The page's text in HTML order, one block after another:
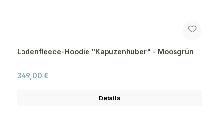
Lodenfleece-Hoodie "Kapuzenhuber" - Moosgrün
Regulärer Preis:
349,00 €
Details